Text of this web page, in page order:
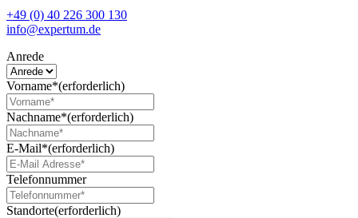
+49 (0) 40 226 300 130
info@expertum.de
Anrede
Vorname*(erforderlich)
Nachname*(erforderlich)
E-Mail*(erforderlich)
Telefonnummer
Standorte(erforderlich)